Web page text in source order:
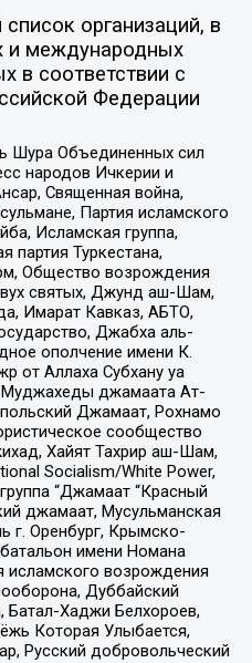
организаций, в
и международных
в соответствии с
Федерации
Шура Объединенных сил
народов Ичкерии и
Священная война,
Партия исламского
Исламская группа,
партия Туркестана,
Общество возрождения
святых, Джунд аш-Шам,
Имарат Кавказ, АБТО,
Джабха аль-
ополчение имени К.
от Аллаха Субхану уа
Муджахеды джамаата Ат-
Джамаат, Рохнамо
сообщество
Хайят Тахрир аш-Шам,
Socialism/White Power,
“Джамаат “Красный
джамаат, Мусульманская
г. Оренбург, Крымско-
имени Номана
исламского возрождения
Дуббайский
Батал-Хаджи Белхороев,
Которая Улыбается,
Русский добровольческий